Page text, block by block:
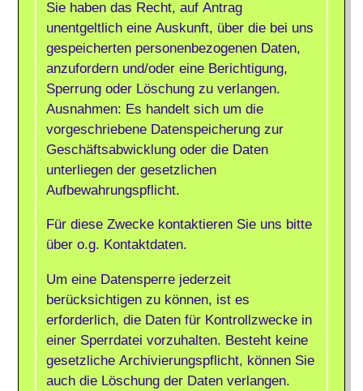
Sie haben das Recht, auf Antrag
unentgeltlich eine Auskunft, über die bei uns
gespeicherten personenbezogenen Daten,
anzufordern und/oder eine Berichtigung,
Sperrung oder Löschung zu verlangen.
Ausnahmen: Es handelt sich um die
vorgeschriebene Datenspeicherung zur
Geschäftsabwicklung oder die Daten
unterliegen der gesetzlichen
Aufbewahrungspflicht.
Für diese Zwecke kontaktieren Sie uns bitte
über o.g. Kontaktdaten.
Um eine Datensperre jederzeit
berücksichtigen zu können, ist es
erforderlich, die Daten für Kontrollzwecke in
einer Sperrdatei vorzuhalten. Besteht keine
gesetzliche Archivierungspflicht, können Sie
auch die Löschung der Daten verlangen.